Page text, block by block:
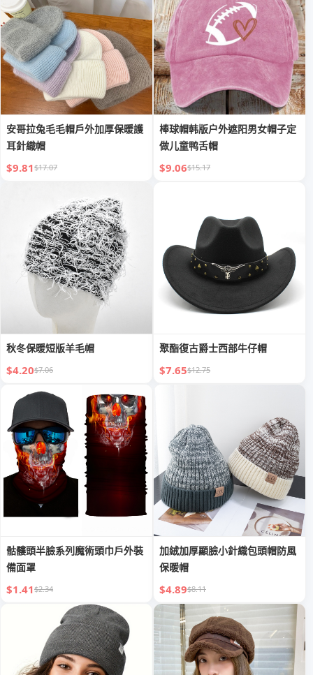
安哥拉兔毛毛帽戶外加厚保暖護
耳針織帽
$9.81$17.07
棒球帽韩版户外遮阳男女帽子定
做儿童鸭舌帽
$9.06$15.17
秋冬保暖短版羊毛帽
$4.20$7.06
聚酯復古爵士西部牛仔帽
$7.65$12.75
骷髏頭半臉系列魔術頭巾戶外裝
備面罩
$1.41$2.34
加絨加厚顯臉小針織包頭帽防風
保暖帽
$4.89$8.11